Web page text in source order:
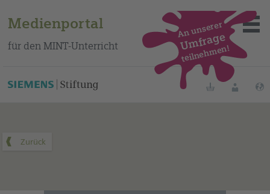
Medienportal
für den MINT-Unterricht
Über das Portal
Merklisten
An unserer
Umfrage
teilnehmen!
Dieses Medium finden Sie auf unserem spanischen